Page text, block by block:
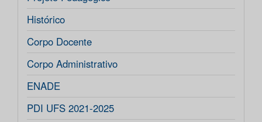
Histórico
Corpo Docente
Corpo Administrativo
ENADE
PDI UFS 2021-2025